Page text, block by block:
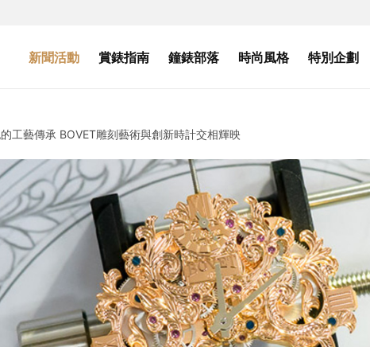
新聞活動 賞錶指南 鐘錶部落 時尚風格 特別企劃
工藝傳承 BOVET雕刻藝術與創新時計交相輝映